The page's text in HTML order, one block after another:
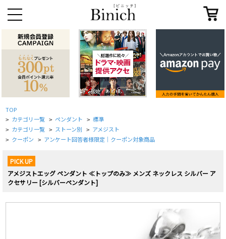
TOP
> カテゴリ一覧 > ペンダント > 標準
> カテゴリ一覧 > ストーン別 > アメジスト
> クーポン > アンケート回答者様限定｜クーポン対象商品
PICK UP
アメジストエッグ ペンダント ≪トップのみ≫ メンズ ネックレス シルバー ア
クセサリー [シルバーペンダント]